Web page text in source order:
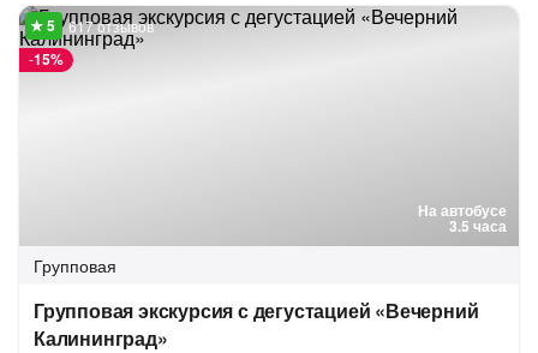
На автобусе
3.5 часа
-15%
617 отзывов
Групповая
Групповая экскурсия с дегустацией «Вечерний
Калининград»